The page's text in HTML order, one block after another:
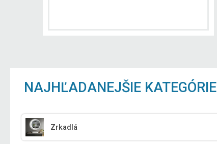
NAJHĽADANEJŠIE KATEGÓRIE
Zrkadlá